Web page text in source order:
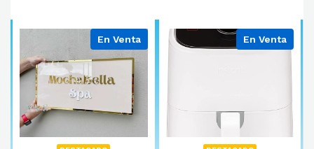
En Venta En Venta